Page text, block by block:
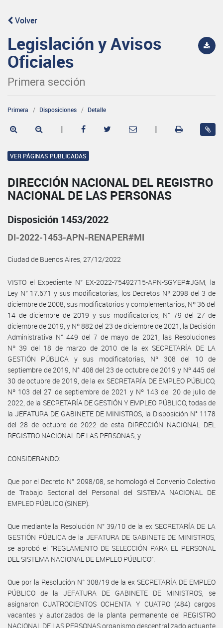
Volver
Legislación y Avisos
Oficiales
Primera sección
Primera Disposiciones Detalle
| |
VER PÁGINAS PUBLICADAS
DIRECCIÓN NACIONAL DEL REGISTRO
NACIONAL DE LAS PERSONAS
Disposición 1453/2022
DI-2022-1453-APN-RENAPER#MI
Ciudad de Buenos Aires, 27/12/2022
VISTO el Expediente N° EX-2022-75492715-APN-SGYEP#JGM, la
Ley N° 17.671 y sus modificatorias, los Decretos Nº 2098 del 3 de
diciembre de 2008, sus modificatorios y complementarios, Nº 36 del
14 de diciembre de 2019 y sus modificatorios, N° 79 del 27 de
diciembre de 2019, y Nº 882 del 23 de diciembre de 2021, la Decisión
Administrativa N° 449 del 7 de mayo de 2021, las Resoluciones
Nº 39 del 18 de marzo de 2010 de la ex SECRETARÍA DE LA
GESTIÓN PÚBLICA y sus modificatorias, Nº 308 del 10 de
septiembre de 2019, N° 408 del 23 de octubre de 2019 y Nº 445 del
30 de octubre de 2019, de la ex SECRETARÍA DE EMPLEO PÚBLICO,
Nº 103 del 27 de septiembre de 2021 y Nº 143 del 20 de julio de
2022, de la SECRETARÍA DE GESTIÓN Y EMPLEO PÚBLICO, todas de
la JEFATURA DE GABINETE DE MINISTROS, la Disposición N° 1178
del 28 de octubre de 2022 de esta DIRECCIÓN NACIONAL DEL
REGISTRO NACIONAL DE LAS PERSONAS, y
CONSIDERANDO:
Que por el Decreto N° 2098/08, se homologó el Convenio Colectivo
de Trabajo Sectorial del Personal del SISTEMA NACIONAL DE
EMPLEO PÚBLICO (SINEP).
Que mediante la Resolución N° 39/10 de la ex SECRETARÍA DE LA
GESTIÓN PÚBLICA de la JEFATURA DE GABINETE DE MINISTROS,
se aprobó el “REGLAMENTO DE SELECCIÓN PARA EL PERSONAL
DEL SISTEMA NACIONAL DE EMPLEO PÚBLICO”.
Que por la Resolución N° 308/19 de la ex SECRETARÍA DE EMPLEO
PÚBLICO de la JEFATURA DE GABINETE DE MINISTROS, se
asignaron CUATROCIENTOS OCHENTA Y CUATRO (484) cargos
vacantes y autorizados de la planta permanente del REGISTRO
NACIONAL DE LAS PERSONAS organismo descentralizado actuante